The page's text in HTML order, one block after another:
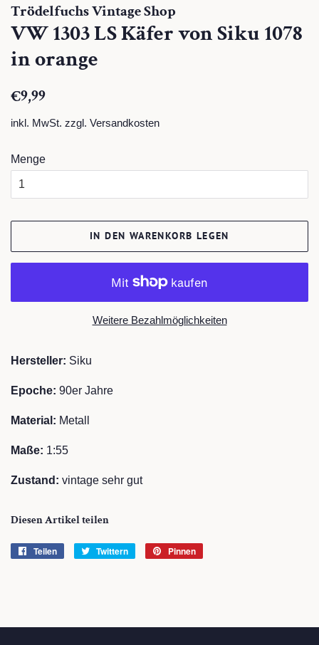
Trödelfuchs Vintage Shop
VW 1303 LS Käfer von Siku 1078
in orange
Normaler
€9,99
inkl. MwSt. zzgl. Versandkosten
Menge
IN DEN WARENKORB LEGEN
Weitere Bezahlmöglichkeiten
Hersteller: Siku
Epoche: 90er Jahre
Material: Metall
Maße: 1:55
Zustand: vintage sehr gut
Diesen Artikel teilen
Teilen Twittern Pinnen